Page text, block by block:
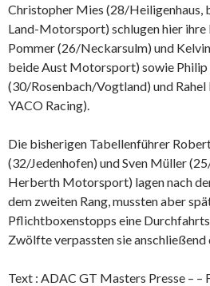
Christopher Mies (28/Heiligenhaus,
Land-Motorsport) schlugen hier
Pommer (26/Neckarsulm) und
beide Aust Motorsport) sowie Philip
(30/Rosenbach/Vogtland) und
YACO Racing).
Die bisherigen Tabellenführer
(32/Jedenhofen) und Sven Müller
Herberth Motorsport) lagen nach
dem zweiten Rang, mussten aber
Pflichtboxenstopps eine
Zwölfte verpassten sie anschließend
Text : ADAC GT Masters Presse – –